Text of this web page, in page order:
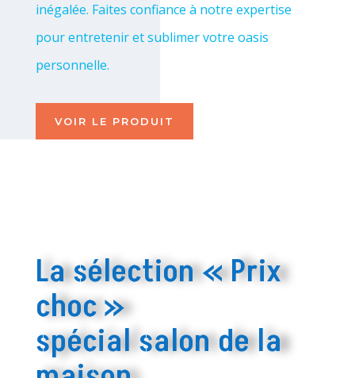
inégalée. Faites confiance à notre expertise
pour entretenir et sublimer votre oasis
personnelle.
VOIR LE PRODUIT
La sélection « Prix
choc »
spécial salon de la